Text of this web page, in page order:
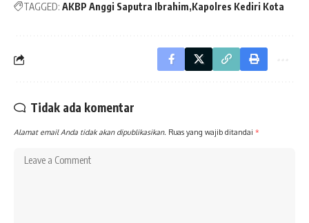
TAGGED: AKBP Anggi Saputra Ibrahim Kapolres Kediri Kota
Tidak ada komentar
Alamat email Anda tidak akan dipublikasikan. Ruas yang wajib ditandai *